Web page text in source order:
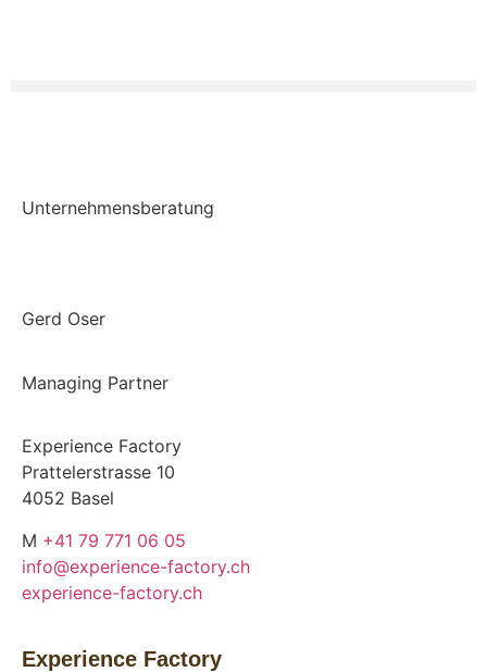
Unternehmensberatung
Gerd Oser
Managing Partner
Experience Factory
Prattelerstrasse 10
4052 Basel
M +41 79 771 06 05
info@experience-factory.ch
experience-factory.ch
Experience Factory